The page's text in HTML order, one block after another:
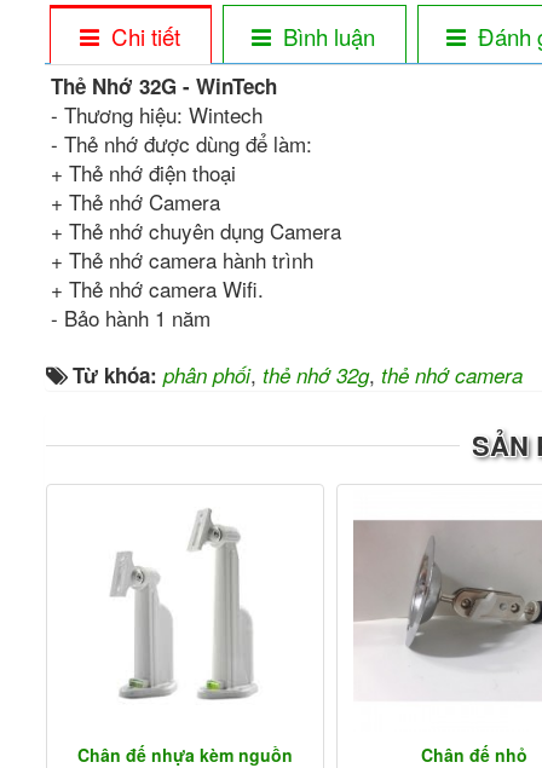
Chi tiết Bình luận Đánh
Thẻ Nhớ 32G - WinTech
- Thương hiệu: Wintech
- Thẻ nhớ được dùng để làm:
+ Thẻ nhớ điện thoại
+ Thẻ nhớ Camera
+ Thẻ nhớ chuyên dụng Camera
+ Thẻ nhớ camera hành trình
+ Thẻ nhớ camera Wifi.
- Bảo hành 1 năm
Từ khóa: phân phối, thẻ nhớ 32g, thẻ nhớ camera
SẢN
Chân đế nhựa kèm nguồn Chân đế nhỏ